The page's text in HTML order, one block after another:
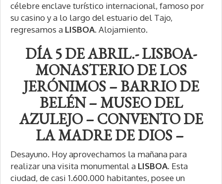
célebre enclave turístico internacional, famoso por
su casino y a lo largo del estuario del Tajo,
regresamos a LISBOA. Alojamiento.
DÍA 5 DE ABRIL.- LISBOA-
MONASTERIO DE LOS
JERÓNIMOS – BARRIO DE
BELÉN – MUSEO DEL
AZULEJO – CONVENTO DE
LA MADRE DE DIOS –
Desayuno. Hoy aprovechamos la mañana para
realizar una visita monumental a LISBOA. Esta
ciudad, de casi 1.600.000 habitantes, posee un